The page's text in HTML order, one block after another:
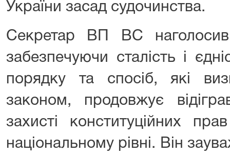
України засад судочинства.
Секретар ВП ВС
забезпечуючи сталість і
порядку та спосіб, які
законом, продовжує
захисті конституційних
національному рівні. Він